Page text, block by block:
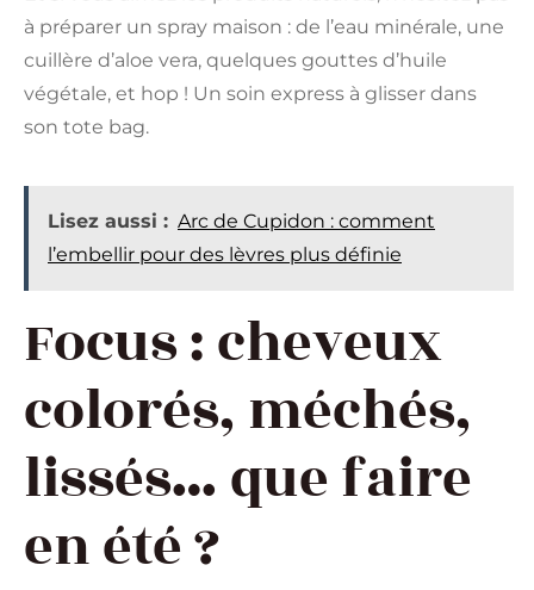
à préparer un spray maison : de l’eau minérale, une
cuillère d’aloe vera, quelques gouttes d’huile
végétale, et hop ! Un soin express à glisser dans
son tote bag.
Lisez aussi : Arc de Cupidon : comment
l’embellir pour des lèvres plus définie
Focus : cheveux
colorés, méchés,
lissés… que faire
en été ?